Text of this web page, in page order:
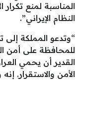
المناسبة لمنع تكرار
النظام الإيراني”.
“وتدعو المملكة
للمحافظة على أمن
القدير أن يحمي
الأمن والاستقرار.